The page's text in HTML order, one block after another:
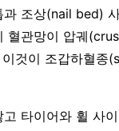
조상(nail bed)
혈관망이 압궤
것이 조갑하혈종
타이어와 휠 사